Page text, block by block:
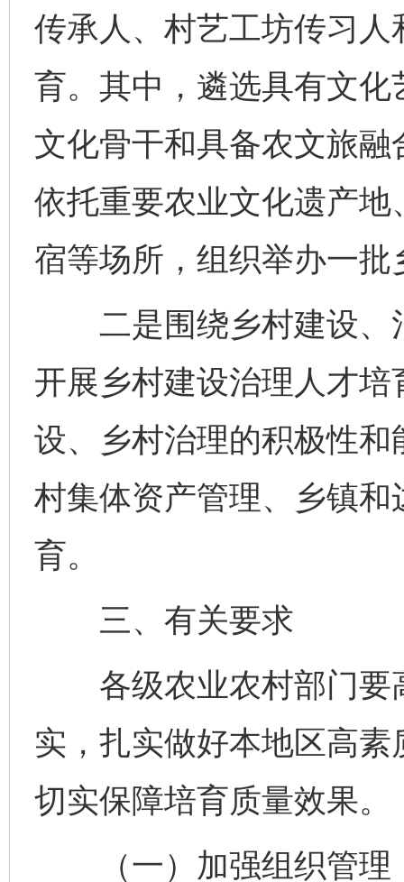
传承人、村艺工坊传习
育。其中，遴选具有文
文化骨干和具备农文旅
依托重要农业文化遗产
宿等场所，组织举办一
二是围绕乡村建设、
开展乡村建设治理人才
设、乡村治理的积极性
村集体资产管理、乡镇
育。
三、有关要求
各级农业农村部门要
实，扎实做好本地区高
切实保障培育质量效果。
（一）加强组织管理